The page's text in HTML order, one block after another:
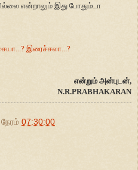
என்றாலும் இது போதும்டா
இரைச்சலா...?
என்றும் அன்புடன்,
N.R.PRABHAKARAN
07:30:00